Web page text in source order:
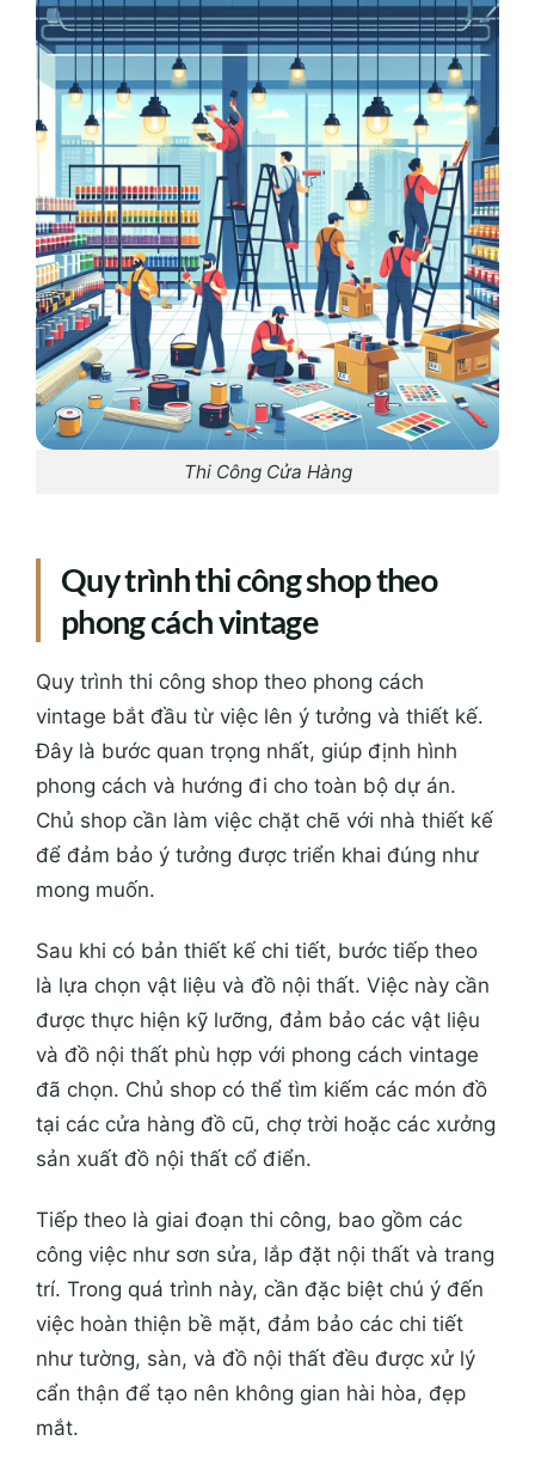
Thi Công Cửa Hàng
Quy trình thi công shop theo
phong cách vintage
Quy trình thi công shop theo phong cách
vintage bắt đầu từ việc lên ý tưởng và thiết kế.
Đây là bước quan trọng nhất, giúp định hình
phong cách và hướng đi cho toàn bộ dự án.
Chủ shop cần làm việc chặt chẽ với nhà thiết kế
để đảm bảo ý tưởng được triển khai đúng như
mong muốn.
Sau khi có bản thiết kế chi tiết, bước tiếp theo
là lựa chọn vật liệu và đồ nội thất. Việc này cần
được thực hiện kỹ lưỡng, đảm bảo các vật liệu
và đồ nội thất phù hợp với phong cách vintage
đã chọn. Chủ shop có thể tìm kiếm các món đồ
tại các cửa hàng đồ cũ, chợ trời hoặc các xưởng
sản xuất đồ nội thất cổ điển.
Tiếp theo là giai đoạn thi công, bao gồm các
công việc như sơn sửa, lắp đặt nội thất và trang
trí. Trong quá trình này, cần đặc biệt chú ý đến
việc hoàn thiện bề mặt, đảm bảo các chi tiết
như tường, sàn, và đồ nội thất đều được xử lý
cẩn thận để tạo nên không gian hài hòa, đẹp
mắt.